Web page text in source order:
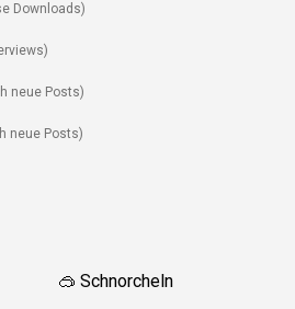
Downloads)
neue Posts)
neue Posts)
🥽 Schnorcheln